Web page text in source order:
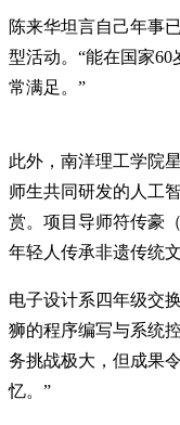
陈来华坦言自己年事
型活动。“能在国家
常满足。”
此外，南洋理工学院
师生共同研发的人工
赏。项目导师符传豪
年轻人传承非遗传统文
电子设计系四年级交
狮的程序编写与系统
务挑战极大，但成果
忆。”